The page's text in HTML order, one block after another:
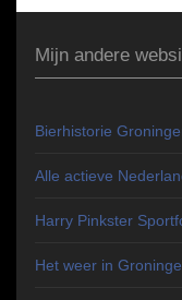
Mijn andere
Bierhistorie
Alle actieve
Harry Pinkster
Het weer in